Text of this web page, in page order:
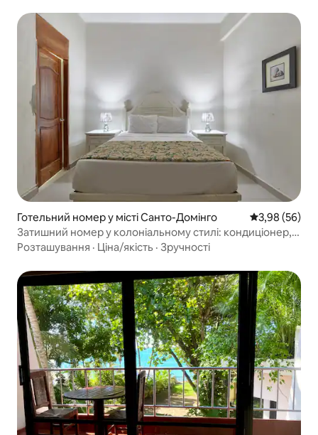
Готельний номер у місті Санто-Домінго Середня
3,98 (56)
Затишний номер у колоніальному стилі: кондиціонер,
Wi-Fi і зона відпочинку
Розташування · Ціна/якість · Зручності